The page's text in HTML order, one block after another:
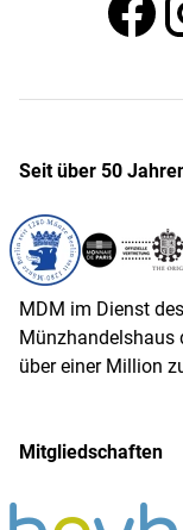
Seit über 50
MDM im Dienst
Münzhandelshaus
über einer Million
Mitgliedschaften